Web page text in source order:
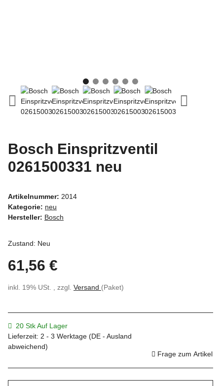
Bosch Einspritzventil
0261500331 neu
Artikelnummer: 2014
Kategorie: neu
Hersteller: Bosch
Zustand: Neu
61,56 €
inkl. 19% USt. , zzgl. Versand (Paket)
20 Stk Auf Lager
Lieferzeit: 2 - 3 Werktage (DE - Ausland
abweichend)
Frage zum Artikel